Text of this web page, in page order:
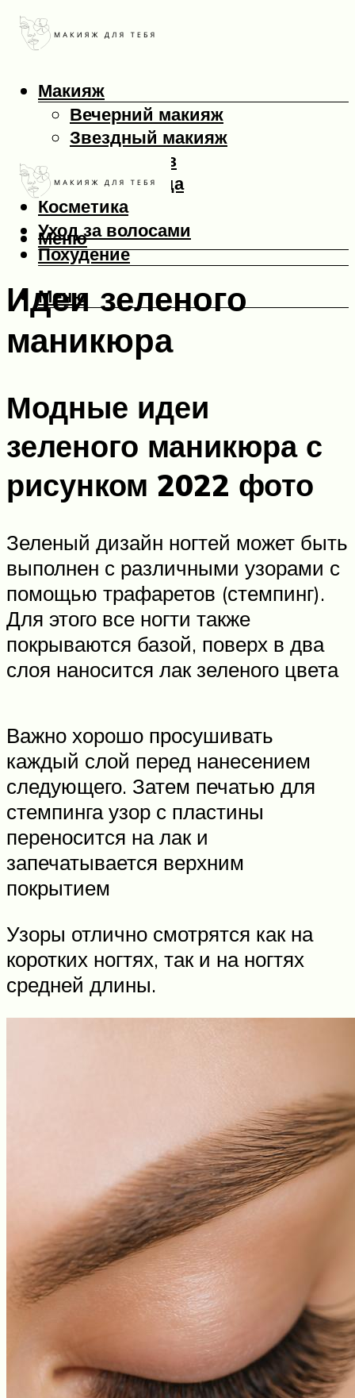
Макияж
Вечерний макияж
Звездный макияж
Макияж глаз
Макияж лица
Косметика
Уход за волосами
Похудение
Меню
Меню
Идеи зеленого
маникюра
Модные идеи
зеленого маникюра с
рисунком 2022 фото
Зеленый дизайн ногтей может быть
выполнен с различными узорами с
помощью трафаретов (стемпинг).
Для этого все ногти также
покрываются базой, поверх в два
слоя наносится лак зеленого цвета
Важно хорошо просушивать
каждый слой перед нанесением
следующего. Затем печатью для
стемпинга узор с пластины
переносится на лак и
запечатывается верхним
покрытием
Узоры отлично смотрятся как на
коротких ногтях, так и на ногтях
средней длины.